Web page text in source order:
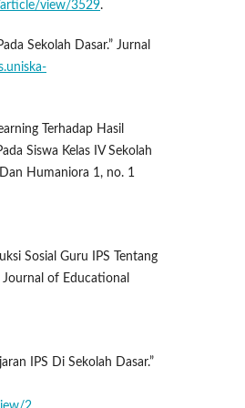
view/3529.
Sekolah Dasar.” Jurnal
Terhadap Hasil
Siswa Kelas IV Sekolah
Humaniora 1, no. 1
Sosial Guru IPS Tentang
of Educational
IPS Di Sekolah Dasar.”